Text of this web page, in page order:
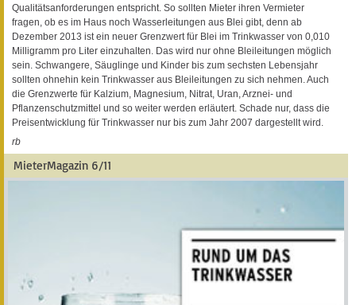
Qualitätsanforderungen entspricht. So sollten Mieter ihren Vermieter
fragen, ob es im Haus noch Wasserleitungen aus Blei gibt, denn ab
Dezember 2013 ist ein neuer Grenzwert für Blei im Trinkwasser von 0,010
Milligramm pro Liter einzuhalten. Das wird nur ohne Bleileitungen möglich
sein. Schwangere, Säuglinge und Kinder bis zum sechsten Lebensjahr
sollten ohnehin kein Trinkwasser aus Bleileitungen zu sich nehmen. Auch
die Grenzwerte für Kalzium, Magnesium, Nitrat, Uran, Arznei- und
Pflanzenschutzmittel und so weiter werden erläutert. Schade nur, dass die
Preisentwicklung für Trinkwasser nur bis zum Jahr 2007 dargestellt wird.
rb
MieterMagazin 6/11